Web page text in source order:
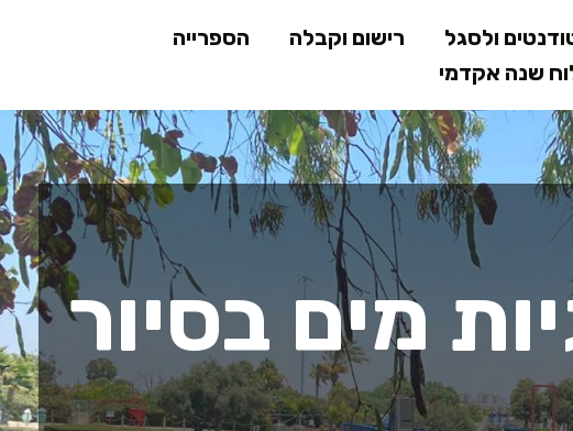
לתוכן
המרכזי
ולסגל רישום וקבלה
הספרייה
שנה אקדמי
מים בסיור